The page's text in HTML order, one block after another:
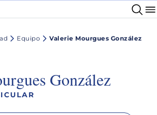
Equipo Valerie Mourgues González
González